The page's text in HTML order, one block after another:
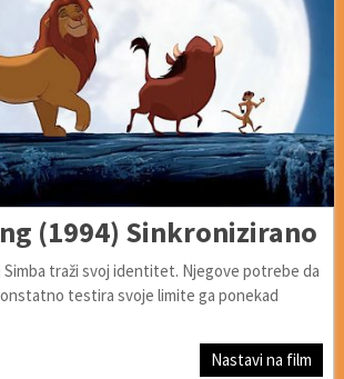
(1994) Sinkronizirano
Simba traži svoj identitet. Njegove potrebe da
testira svoje limite ga ponekad
Nastavi na film